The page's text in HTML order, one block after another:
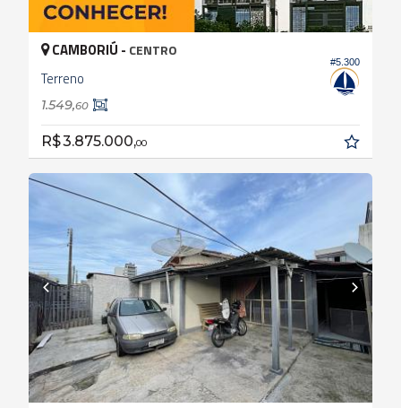
#5.300
CAMBORIÚ - CENTRO
Terreno
1.549,60
R$ 3.875.000,00